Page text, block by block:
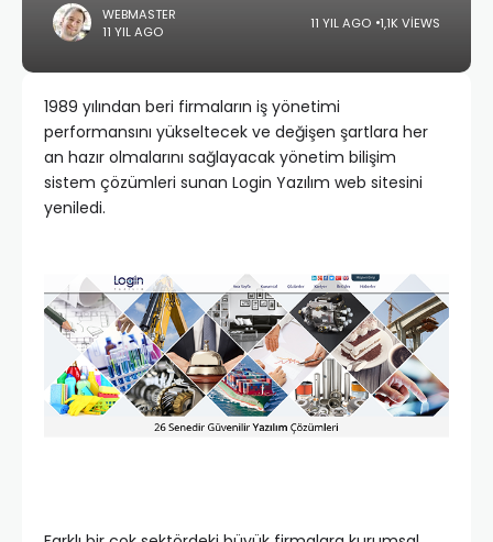
WEBMASTER
11 YIL AGO
11 YIL AGO 1,1K VIEWS
1989 yılından beri firmaların iş yönetimi
performansını yükseltecek ve değişen şartlara her
an hazır olmalarını sağlayacak yönetim bilişim
sistem çözümleri sunan Login Yazılım web sitesini
yeniledi.